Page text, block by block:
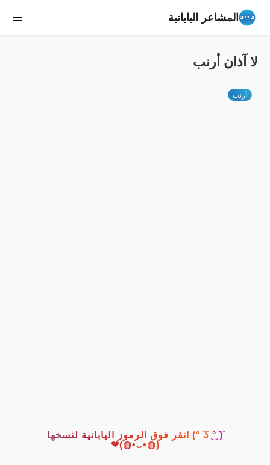
المشاعر اليابانية
لا آذان أرنب
أرنب
( ͡° ͜ʖ ͡°) انقر فوق الرموز اليابانية لنسخها
(◍•ᴗ•◍)❤